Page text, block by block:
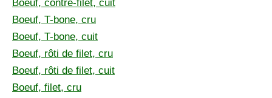
Boeuf, contre-filet, cuit
Boeuf, T-bone, cru
Boeuf, T-bone, cuit
Boeuf, rôti de filet, cru
Boeuf, rôti de filet, cuit
Boeuf, filet, cru